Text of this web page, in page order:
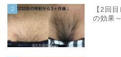
2
【2回
の効果